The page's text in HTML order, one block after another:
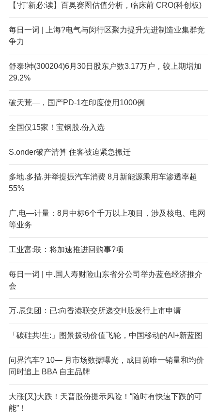
【‘打’新必:读】百奥赛图估值分析，临床前 CRO(科创板)
每日一词 | 上海?电气与闵行区聚力提升先进制造业集群竞
争力
舒泰!神(300204)6月30日股东户数3.17万户，较上期增加
29.2%
破天荒—，国产PD-1在印度使用1000例
全国仅15家！宝钢股.份入选
S.onder破产清算 住客被迫紧急搬迁
多地.多措.并举提振汽车消费 8月新能源乘用车渗透率超
55%
广,电—计量：8月中标6个千万以上项目，涉及核电、电网
等业务
工业富;联：将加速推进回购事?项
每日一词 | 中.国人寿财险山东省分公司举办蓝色经济推介
会
万.辰集团：已:向香港联交所递交H股发行上市申请
「碳硅共!生:」图景拨动价值飞轮，中国移动的AI+新蓝图
问界汽车? 10— 月市场数据曝光，成目前唯一销量和均价
同时追上 BBA 自主品牌
大涨{又}大跌！天普股份提示风险！“随时有快速下跌的可
能”！